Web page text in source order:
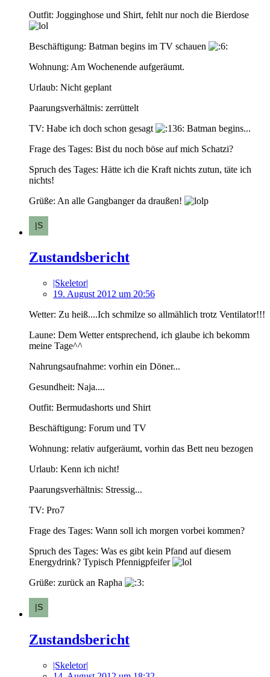
Outfit: Jogginghose und Shirt, fehlt nur noch die Bierdose
Beschäftigung: Batman begins im TV schauen
Wohnung: Am Wochenende aufgeräumt.
Urlaub: Nicht geplant
Paarungsverhältnis: zerrüttelt
TV: Habe ich doch schon gesagt
Batman begins...
Frage des Tages: Bist du noch böse auf mich Schatzi?
Spruch des Tages: Hätte ich die Kraft nichts zutun, täte ich
nichts!
Grüße: An alle Gangbanger da draußen!
Zustandsbericht
|Skeletor|
19. August 2012 um 20:56
Wetter: Zu heiß....Ich schmilze so allmählich trotz Ventilator!!!
Laune: Dem Wetter entsprechend, ich glaube ich bekomm
meine Tage^^
Nahrungsaufnahme: vorhin ein Döner...
Gesundheit: Naja....
Outfit: Bermudashorts und Shirt
Beschäftigung: Forum und TV
Wohnung: relativ aufgeräumt, vorhin das Bett neu bezogen
Urlaub: Kenn ich nicht!
Paarungsverhältnis: Stressig...
TV: Pro7
Frage des Tages: Wann soll ich morgen vorbei kommen?
Spruch des Tages: Was es gibt kein Pfand auf diesem
Energydrink? Typisch Pfennigpfeifer
Grüße: zurück an Rapha
Zustandsbericht
|Skeletor|